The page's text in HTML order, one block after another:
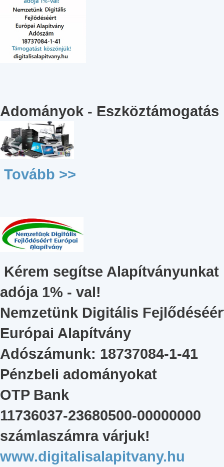
Adományok - Eszköztámogatás
Tovább >>
Kérem segítse Alapítványunkat
adója 1% - val!
Nemzetünk Digitális
Európai Alapítvány
Adószámunk: 18737084-1-41
Pénzbeli adományokat
OTP Bank
11736037-23680500-00000000
számlaszámra várjuk!
www.digitalisalapitvany.hu